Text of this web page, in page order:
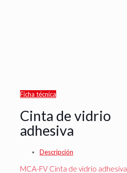
Ficha técnica
Cinta de vidrio
adhesiva
Descripción
MCA-FV Cinta de vidrio adhesiva